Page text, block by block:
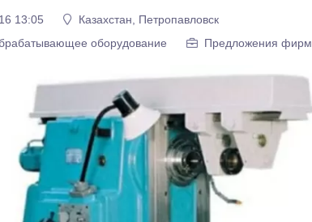
13:05
Казахстан, Петропавловск
оборудование
Предложения фирм